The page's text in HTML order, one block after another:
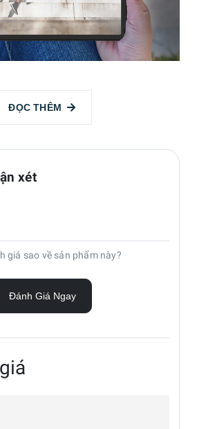
hình của bạn
phản chiếu cung cấp thêm một lớp
trên màn hình Galaxy Tab S9.
ĐỌC THÊM
xét
giá sao về sản phẩm này?
Đánh Giá Ngay